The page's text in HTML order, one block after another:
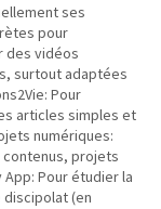
ses
pour
des vidéos
surtout adaptées
Pour
articles simples et
numériques:
contenus, projets
App: Pour étudier la
(en